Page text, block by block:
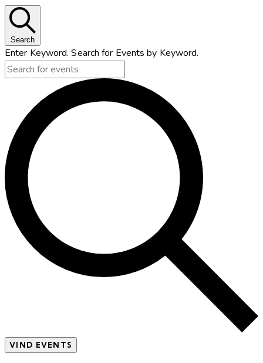
Search
Enter Keyword. Search for Events by Keyword.
VIND EVENTS